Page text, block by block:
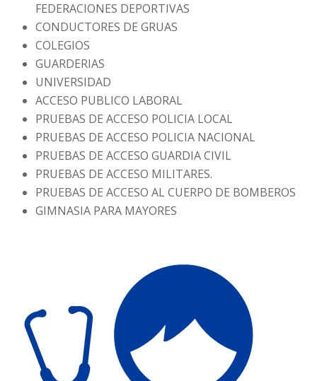
FEDERACIONES DEPORTIVAS
CONDUCTORES DE GRUAS
COLEGIOS
GUARDERIAS
UNIVERSIDAD
ACCESO PUBLICO LABORAL
PRUEBAS DE ACCESO POLICIA LOCAL
PRUEBAS DE ACCESO POLICIA NACIONAL
PRUEBAS DE ACCESO GUARDIA CIVIL
PRUEBAS DE ACCESO MILITARES.
PRUEBAS DE ACCESO AL CUERPO DE BOMBEROS
GIMNASIA PARA MAYORES